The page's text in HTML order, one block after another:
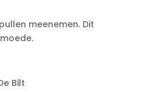
meenemen. Dit
Bilt